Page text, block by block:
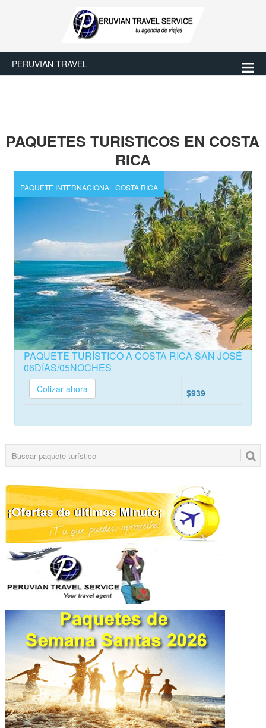
PERUVIAN TRAVEL
PAQUETES TURISTICOS EN COSTA
RICA
PAQUETE INTERNACIONAL COSTA RICA
PAQUETE TURÍSTICO A COSTA RICA SAN JOSÉ
06DÍAS/05NOCHES
Cotizar ahora $939